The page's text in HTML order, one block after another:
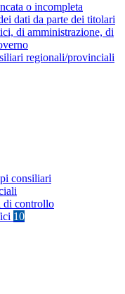
o incompleta
dati da parte dei titolari
di amministrazione, di
regionali/provinciali
consiliari
di controllo
10